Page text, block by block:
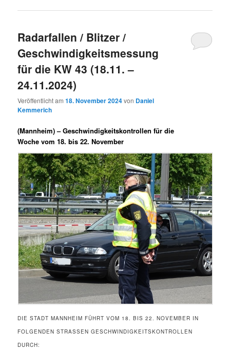
Radarfallen / Blitzer /
Geschwindigkeitsmessung
für die KW 43 (18.11. –
24.11.2024)
Veröffentlicht am18. November 2024von Daniel
Kemmerich
(Mannheim) –Geschwindigkeitskontrollen für die
Woche vom 18. bis 22. November
DIE STADT MANNHEIM FÜHRT VOM 18. BIS 22. NOVEMBER IN
FOLGENDEN STRASSEN GESCHWINDIGKEITSKONTROLLEN D
URCH: